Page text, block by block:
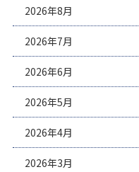
2026年8月
2026年7月
2026年6月
2026年5月
2026年4月
2026年3月